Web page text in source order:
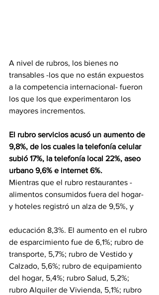
A nivel de rubros, los bienes no
transables -los que no están expuestos
a la competencia internacional- fueron
los que los que experimentaron los
mayores incrementos.
El rubro servicios acusó un aumento de
9,8%, de los cuales la telefonía celular
subió 17%, la telefonía local 22%, aseo
urbano 9,6% e internet 6%.
Mientras que el rubro restaurantes -
alimentos consumidos fuera del hogar-
y hoteles registró un alza de 9,5%, y
educación 8,3%. El aumento en el rubro
de esparcimiento fue de 6,1%; rubro de
transporte, 5,7%; rubro de Vestido y
Calzado, 5,6%; rubro de equipamiento
del hogar, 5,4%; rubro Salud, 5,2%;
rubro Alquiler de Vivienda, 5,1%; rubro